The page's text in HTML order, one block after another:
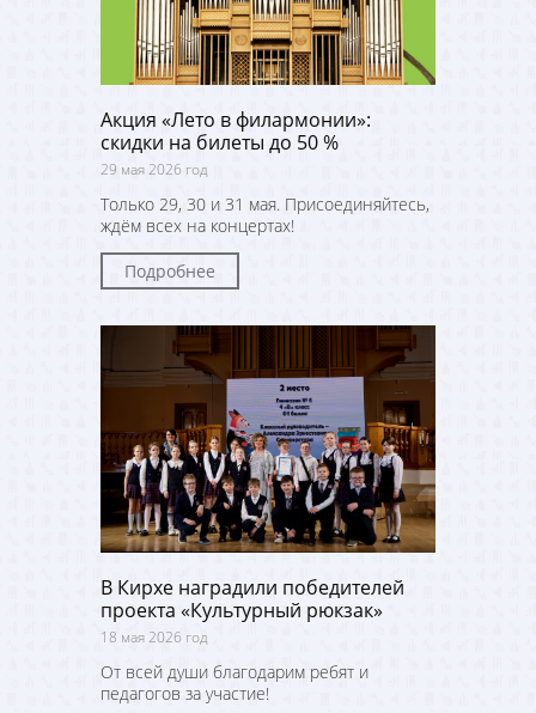
Акция «Лето в филармонии»:
скидки на билеты до 50 %
29 мая 2026 год
Только 29, 30 и 31 мая. Присоединяйтесь,
ждём всех на концертах!
Подробнее
В Кирхе наградили победителей
проекта «Культурный рюкзак»
18 мая 2026 год
От всей души благодарим ребят и
педагогов за участие!